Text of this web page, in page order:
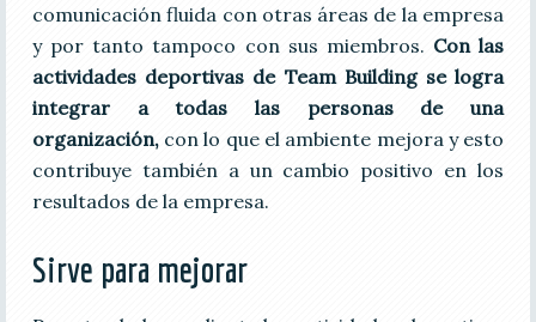
comunicación fluida con otras áreas de la empresa
y por tanto tampoco con sus miembros. Con las
actividades deportivas de Team Building se logra
integrar a todas las personas de una
organización, con lo que el ambiente mejora y esto
contribuye también a un cambio positivo en los
resultados de la empresa.
Sirve para mejorar